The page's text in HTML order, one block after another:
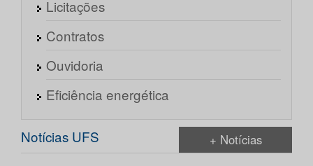
Licitações
Contratos
Ouvidoria
Eficiência energética
Notícias UFS + Notícias